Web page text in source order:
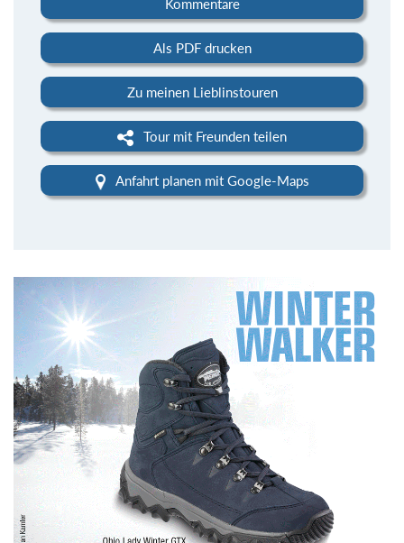
Kommentare
Als PDF drucken
Zu meinen Lieblinstouren
Tour mit Freunden teilen
Anfahrt planen mit Google-Maps